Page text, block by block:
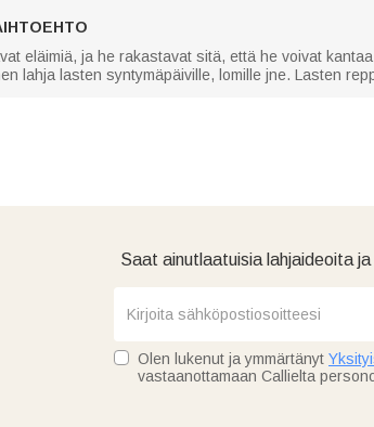
eläimiä, ja he rakastavat sitä, että he voivat
lahja lasten syntymäpäiville, lomille jne. Lasten
Saat ainutlaatuisia lahjaideoita
Olen lukenut ja ymmärtänyt
vastaanottamaan Callielta